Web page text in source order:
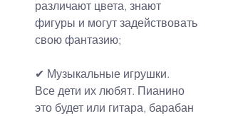
различают цвета, знают
фигуры и могут задействовать
свою фантазию;
✔ Музыкальные игрушки.
Все дети их любят. Пианино
это будет или гитара, барабан